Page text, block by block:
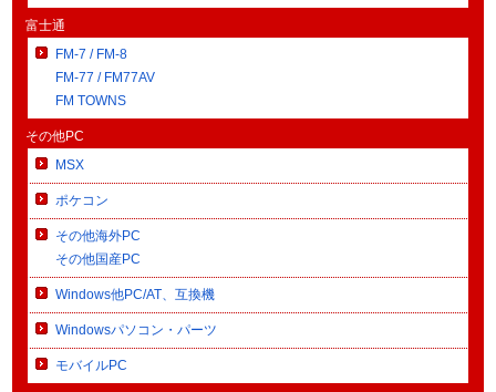
富士通
FM-7 / FM-8
FM-77 / FM77AV
FM TOWNS
その他PC
MSX
ポケコン
その他海外PC
その他国産PC
Windows他PC/AT、互換機
Windowsパソコン・パーツ
モバイルPC